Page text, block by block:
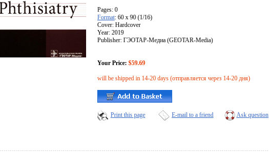
Pages: 0
Format: 60 x 90 (1/16)
Cover: Hardcover
Year: 2019
Publisher: ГЭОТАР-Медиа (GEOTAR-Media)
Your Price: $59.69
will be shipped in 14-20 days (отправляется через 14-20 дня)
Print this page E-mail to a friend Ask question